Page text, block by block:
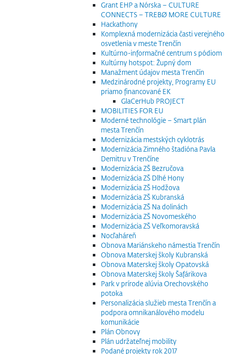
Grant EHP a Nórska – CULTURE
CONNECTS – TREBØ MORE CULTURE
Hackathony
Komplexná modernizácia časti verejného
osvetlenia v meste Trenčín
Kultúrno-informačné centrum s pódiom
Kultúrny hotspot: Župný dom
Manažment údajov mesta Trenčín
Medzinárodné projekty, Programy EU
priamo financované EK
GlaCerHub PROJECT
MOBILITIES FOR EU
Moderné technológie – Smart plán
mesta Trenčín
Modernizácia mestských cyklotrás
Modernizácia Zimného štadióna Pavla
Demitru v Trenčíne
Modernizácia ZŠ Bezručova
Modernizácia ZŠ Dlhé Hony
Modernizácia ZŠ Hodžova
Modernizácia ZŠ Kubranská
Modernizácia ZŠ Na dolinách
Modernizácia ZŠ Novomeského
Modernizácia ZŠ Veľkomoravská
Nocľaháreň
Obnova Mariánskeho námestia Trenčín
Obnova Materskej školy Kubranská
Obnova Materskej školy Opatovská
Obnova Materskej školy Šafárikova
Park v prírode alúvia Orechovského
potoka
Personalizácia služieb mesta Trenčín a
podpora omnikanálového modelu
komunikácie
Plán Obnovy
Plán udržateľnej mobility
Podané projekty rok 2017